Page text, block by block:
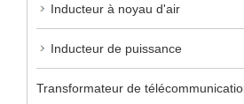
Inducteur à noyau d'air
Inducteur de puissance
Transformateur de